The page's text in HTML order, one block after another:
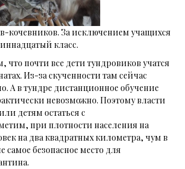
кочевников. За исключением учащихся
класс.
что почти все дети тундровиков учатся
Из-за скученности там сейчас
А в тундре дистанционное обучение
невозможно. Поэтому власти
детям остаться с
при плотности населения на
на два квадратных километра, чум в
самое безопасное место для